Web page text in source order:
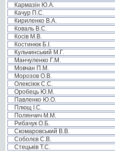
Кармазін Ю.А.
Качур П.С.
Кириленко В.А.
Коваль В.С.
Косів М.В.
Костинюк Б.І.
Кульчинський М.Г.
Манчуленко Г.М.
Мовчан П.М.
Морозов О.В.
Олексіюк С.С.
Оробець Ю.М.
Павленко Ю.О.
Плющ І.С.
Полянчич М.М.
Рибачук О.Б.
Скомаровський В.В.
Соболєв С.В.
Стецьків Т.С.